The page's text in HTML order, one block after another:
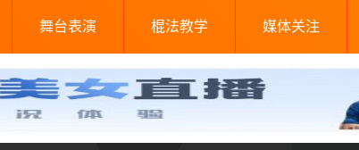
舞台表演 棍法教学 媒体关注